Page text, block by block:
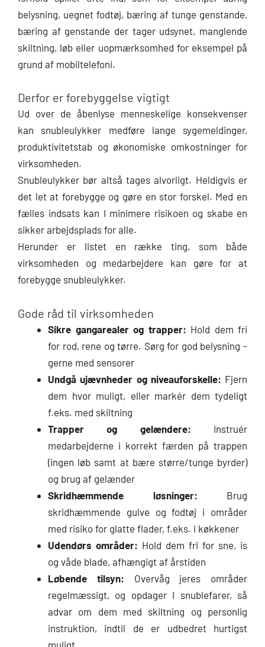
belysning, uegnet fodtøj, bæring af tunge genstande,
bæring af genstande der tager udsynet, manglende
skiltning, løb eller uopmærksomhed for eksempel på
grund af mobiltelefoni.
Derfor er forebyggelse vigtigt
Ud over de åbenlyse menneskelige konsekvenser
kan snubleulykker medføre lange sygemeldinger,
produktivitetstab og økonomiske omkostninger for
virksomheden.
Snubleulykker bør altså tages alvorligt. Heldigvis er
det let at forebygge og gøre en stor forskel. Med en
fælles indsats kan I minimere risikoen og skabe en
sikker arbejdsplads for alle.
Herunder er listet en række ting, som både
virksomheden og medarbejdere kan gøre for at
forebygge snubleulykker.
Gode råd til virksomheden
Sikre gangarealer og trapper: Hold dem fri
for rod, rene og tørre. Sørg for god belysning -
gerne med sensorer
Undgå ujævnheder og niveauforskelle: Fjern
dem hvor muligt, eller markér dem tydeligt
f.eks. med skiltning
Trapper og gelændere: Instruér
medarbejderne i korrekt færden på trappen
(ingen løb samt at bære større/tunge byrder)
og brug af gelænder
Skridhæmmende løsninger: Brug
skridhæmmende gulve og fodtøj i områder
med risiko for glatte flader, f.eks. i køkkener
Udendørs områder: Hold dem fri for sne, is
og våde blade, afhængigt af årstiden
Løbende tilsyn: Overvåg jeres områder
regelmæssigt, og opdager I snublefarer, så
advar om dem med skiltning og personlig
instruktion, indtil de er udbedret hurtigst